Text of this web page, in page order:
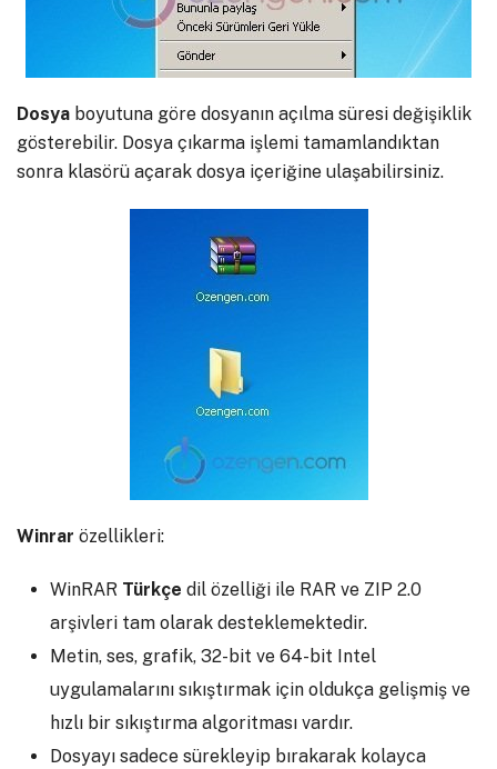
Dosya boyutuna göre dosyanın açılma süresi değişiklik
gösterebilir. Dosya çıkarma işlemi tamamlandıktan
sonra klasörü açarak dosya içeriğine ulaşabilirsiniz.
Winrar özellikleri:
WinRAR Türkçe dil özelliği ile RAR ve ZIP 2.0
arşivleri tam olarak desteklemektedir.
Metin, ses, grafik, 32-bit ve 64-bit Intel
uygulamalarını sıkıştırmak için oldukça gelişmiş ve
hızlı bir sıkıştırma algoritması vardır.
Dosyayı sadece sürekleyip bırakarak kolayca